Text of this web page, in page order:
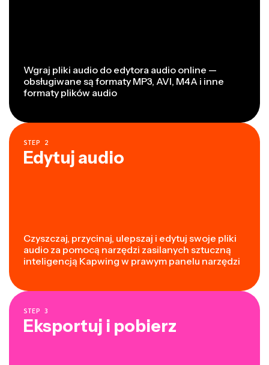
Wgraj pliki audio do edytora audio online —
obsługiwane są formaty MP3, AVI, M4A i inne
formaty plików audio
STEP 2
Edytuj audio
Czyszczaj, przycinaj, ulepszaj i edytuj swoje pliki
audio za pomocą narzędzi zasilanych sztuczną
inteligencją Kapwing w prawym panelu narzędzi
STEP 3
Eksportuj i pobierz